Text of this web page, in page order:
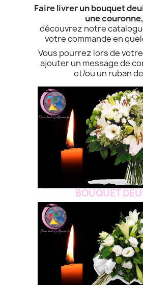
Faire livrer un bouquet
une couronne,
découvrez notre
votre commande en
Vous pourrez lors de
ajouter un message de
et/ou un ruban
BOUQUET